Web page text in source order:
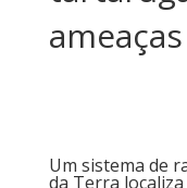
Um sistema de
da Terra